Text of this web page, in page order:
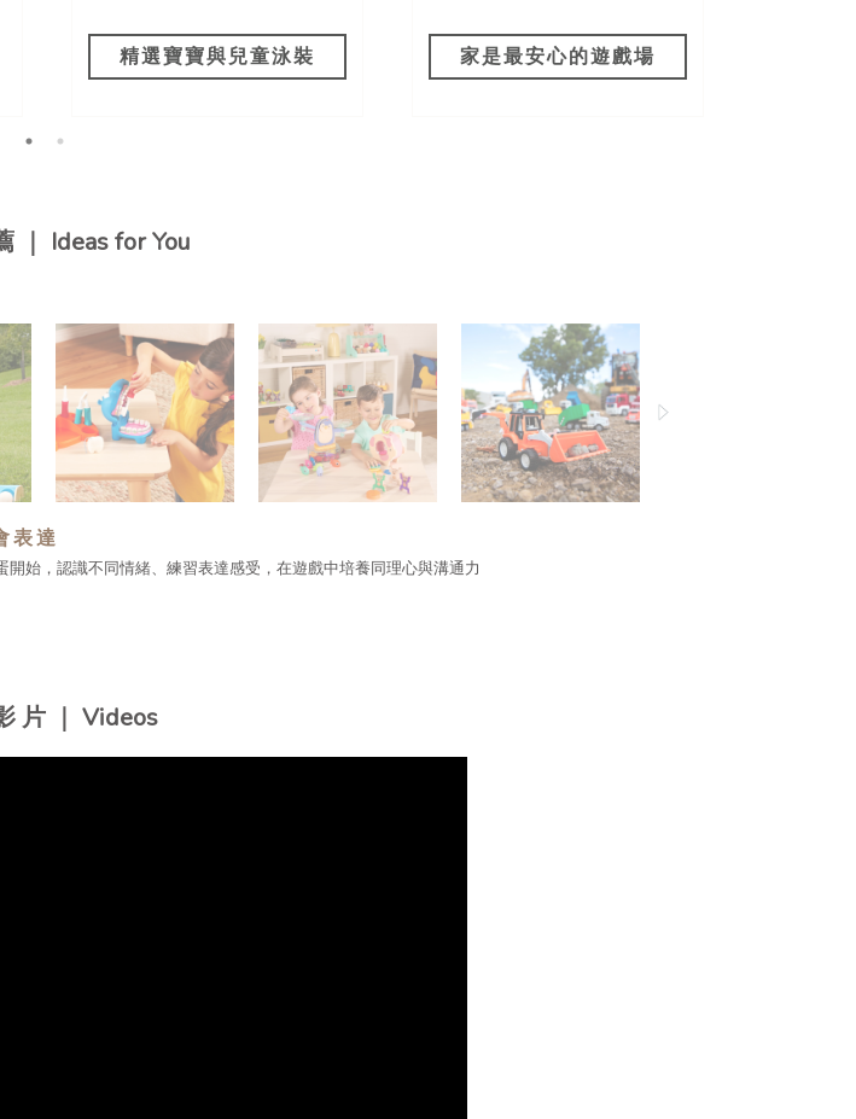
精選寶寶與兒童泳裝 家是最安心的遊戲場
｜ Ideas for You
表達
開始，認識不同情緒、練習表達感受，在遊戲中培養同理心與溝通力
片 ｜ Videos